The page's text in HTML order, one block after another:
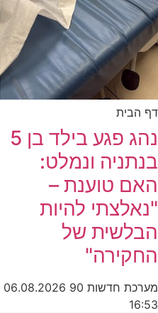
דף הבית
נהג פגע בילד בן 5
בנתניה ונמלט:
האם טוענת –
"נאלצתי להיות
הבלשית של
החקירה"
מערכת חדשות 90
06.08.2026
16:53